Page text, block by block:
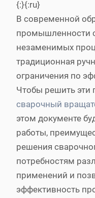
{:}{:ru}
В современной
промышленности
незаменимых
традиционная
ограничения по
Чтобы решить эти
сварочный
этом документе
работы,
решения
потребностям
применений и
эффективность